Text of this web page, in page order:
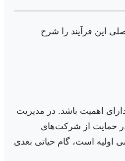
این فرآیند را شرح
اهمیت باشد. در مدیریت
در حمایت از شرکت‌های
اولیه است، گام حیاتی بعدی